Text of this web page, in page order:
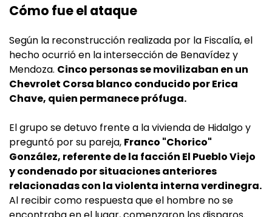
Cómo fue el ataque
Según la reconstrucción realizada por la Fiscalía, el
hecho ocurrió en la intersección de Benavídez y
Mendoza. Cinco personas se movilizaban en un
Chevrolet Corsa blanco conducido por Erica
Chave, quien permanece prófuga.
El grupo se detuvo frente a la vivienda de Hidalgo y
preguntó por su pareja, Franco "Chorico"
González, referente de la facción El Pueblo Viejo
y condenado por situaciones anteriores
relacionadas con la violenta interna verdinegra.
Al recibir como respuesta que el hombre no se